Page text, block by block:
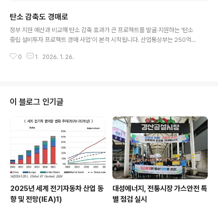
탄소 감축도 경매로
정부 지원 예산과 비교해 탄소 감축 효과가 큰 프로젝트를 발굴‧지원하는 ‘탄소
중립 설비투자 프로젝트 경매 사업’이 본격 시작됩니다. 산업통상부는 250억
터 2월 25일까지 참여기업을 모집한다고 밝혔습니다. 참여 희망 기업은 해당
며, 지원 금액 산정 시 기업 규모에 따라 최대 보조율(중소 70%, 중견 50%, 대
기업 30%)도 차등 적용됩니다. 기업이 제출한 ‘예상 감축량’과 사후..
0 1 2026. 1. 26.
이 블로그 인기글
2025년 세계 전기자동차 산업 동
향 및 전망(IEA)1)
대성에너지, 전통시장 가스안전 특
별 점검 실시